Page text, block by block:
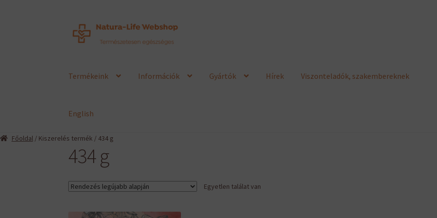
Ugrás
Kilépés
Termékeink Információk Gyártók Hírek Viszonteladók, szakembereknek
English
Főoldal/ Kiszerelés termék / 434 g
434 g
Egyetlen találat van